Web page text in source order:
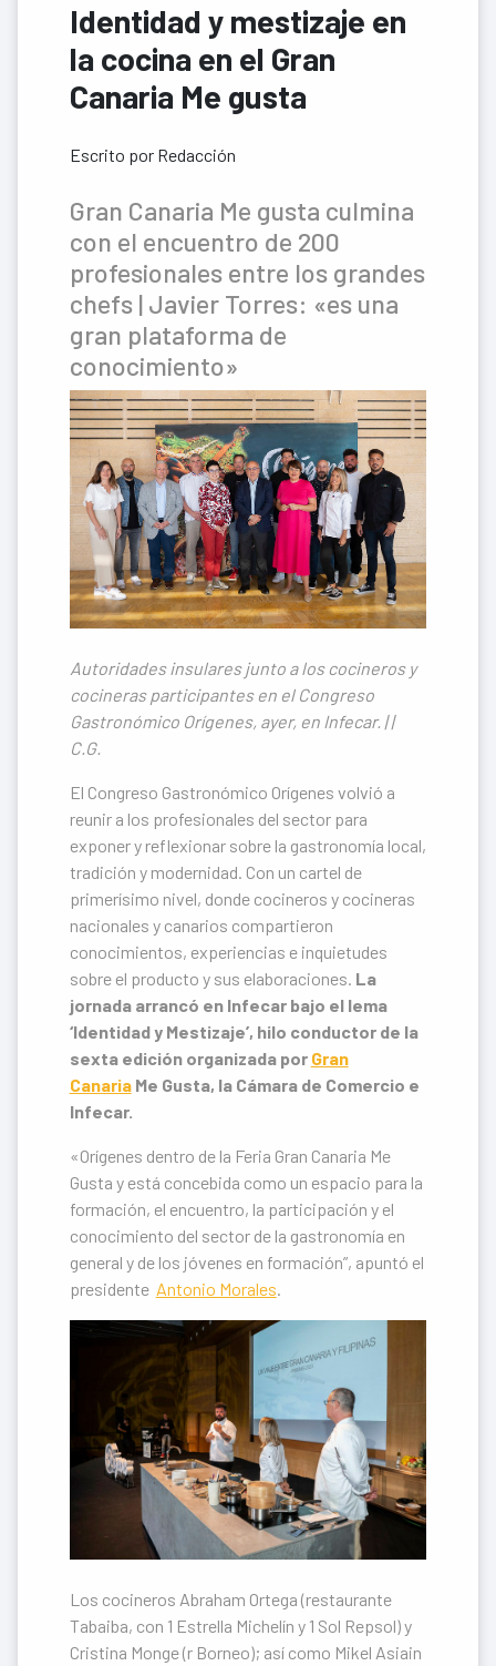
Identidad y mestizaje en
la cocina en el Gran
Canaria Me gusta
Escrito por Redacción
Gran Canaria Me gusta culmina
con el encuentro de 200
profesionales entre los grandes
chefs | Javier Torres: «es una
gran plataforma de
conocimiento»
Autoridades insulares junto a los cocineros y
cocineras participantes en el Congreso
Gastronómico Orígenes, ayer, en Infecar. | |
C.G.
El Congreso Gastronómico Orígenes volvió a
reunir a los profesionales del sector para
exponer y reflexionar sobre la gastronomía local,
tradición y modernidad. Con un cartel de
primerísimo nivel, donde cocineros y cocineras
nacionales y canarios compartieron
conocimientos, experiencias e inquietudes
sobre el producto y sus elaboraciones. La
jornada arrancó en Infecar bajo el lema
‘Identidad y Mestizaje’, hilo conductor de la
sexta edición organizada por Gran
CanariaMe Gusta, la Cámara de Comercio e
Infecar.
«Orígenes dentro de la Feria Gran Canaria Me
Gusta y está concebida como un espacio para la
formación, el encuentro, la participación y el
conocimiento del sector de la gastronomía en
general y de los jóvenes en formación”, apuntó el
presidente Antonio Morales.
Los cocineros Abraham Ortega (restaurante
Tabaiba, con 1 Estrella Michelín y 1 Sol Repsol) y
Cristina Monge (r Borneo); así como Mikel Asiain